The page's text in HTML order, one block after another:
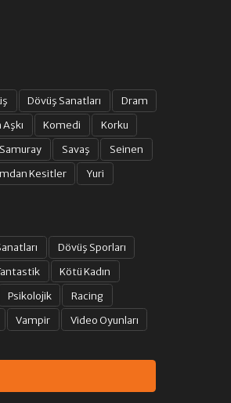
Dövüş Sanatları
Dram
Aşkı Komedi
Korku
Samuray Savaş
Seinen
Kesitler Yuri
Dövüş Sporları
Kötü Kadın
Psikolojik
Racing
Vampir Video Oyunları